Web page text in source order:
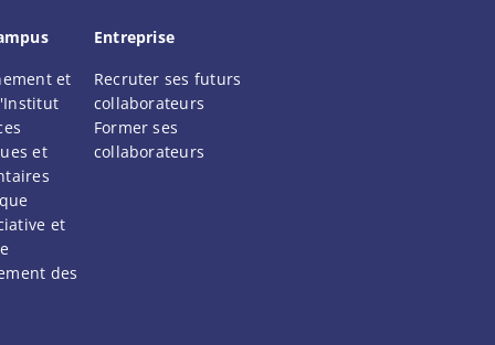
et
et
et
des
Entreprise
Recruter ses futurs
collaborateurs
Former ses
collaborateurs